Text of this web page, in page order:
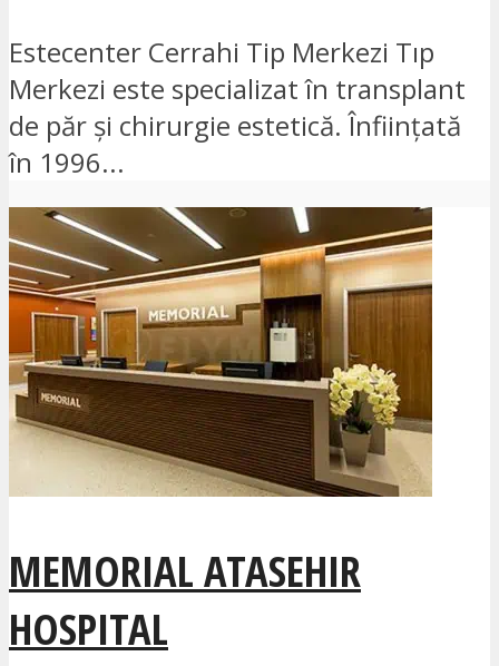
Estecenter Cerrahi Tip Merkezi Tıp
Merkezi este specializat în transplant
de păr și chirurgie estetică. Înființată
în 1996...
MEMORIAL ATASEHIR
HOSPITAL